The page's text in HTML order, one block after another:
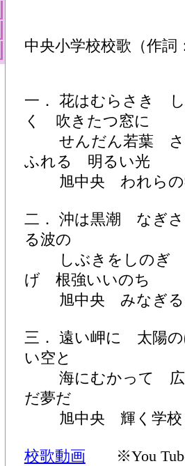
中央小学校校歌（作
一． 花はむらさき
く 吹きたつ窓に
せんだん若葉 さ
ふれる 明るい光
旭中央 われらの
二． 沖は黒潮 な
る波の
しぶきをしのぎ
げ 根強いいのち
旭中央 みなぎる
三． 遠い岬に 太
い空と
海にむかって 広
だ夢だ
旭中央 輝く学校
校歌動画 ※You Tube